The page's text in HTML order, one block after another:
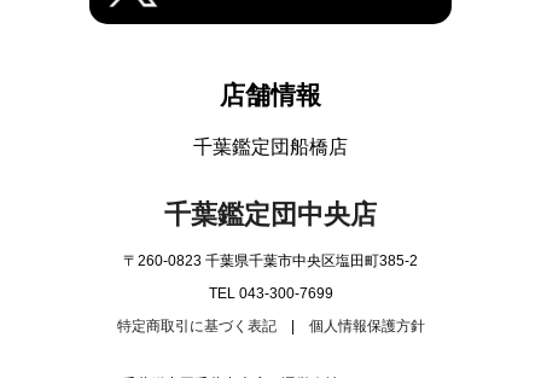
店舗情報
千葉鑑定団船橋店
千葉鑑定団中央店
〒260-0823 千葉県千葉市中央区塩田町385-2
TEL 043-300-7699
特定商取引に基づく表記| 個人情報保護方針